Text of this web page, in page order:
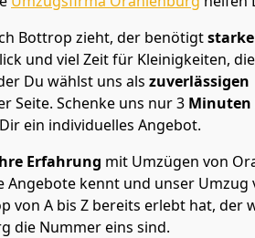
Bottrop zieht, der benötigt
und viel Zeit für Kleinigkeiten, die
Du wählst uns als zuverlässigen
Seite. Schenke uns nur3 Minuten
ein individuelles Angebot.
Erfahrung mit Umzügen von
Angebote kennt und unser Umzug
von A bis Z bereits erlebt hat, der
die Nummer eins sind.